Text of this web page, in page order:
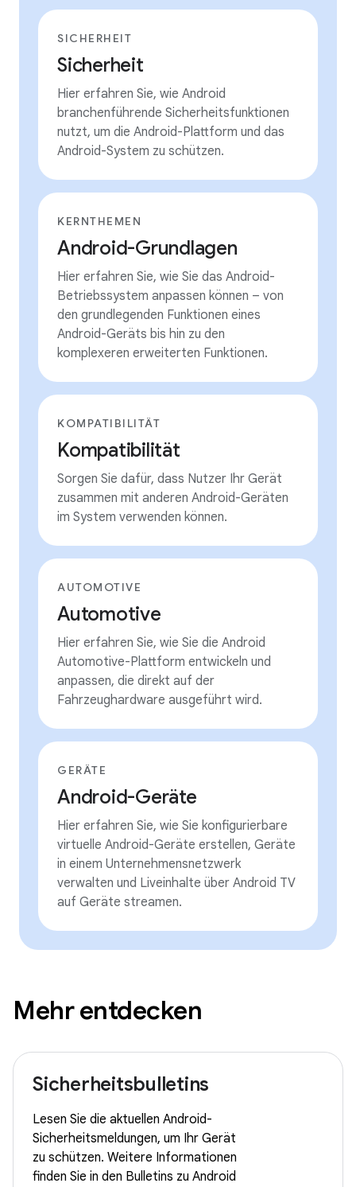
SICHERHEIT
Sicherheit
Hier erfahren Sie, wie Android
branchenführende Sicherheitsfunktionen
nutzt, um die Android-Plattform und das
Android-System zu schützen.
KERNTHEMEN
Android-Grundlagen
Hier erfahren Sie, wie Sie das Android-
Betriebssystem anpassen können – von
den grundlegenden Funktionen eines
Android-Geräts bis hin zu den
komplexeren erweiterten Funktionen.
KOMPATIBILITÄT
Kompatibilität
Sorgen Sie dafür, dass Nutzer Ihr Gerät
zusammen mit anderen Android-Geräten
im System verwenden können.
AUTOMOTIVE
Automotive
Hier erfahren Sie, wie Sie die Android
Automotive-Plattform entwickeln und
anpassen, die direkt auf der
Fahrzeughardware ausgeführt wird.
GERÄTE
Android-Geräte
Hier erfahren Sie, wie Sie konfigurierbare
virtuelle Android-Geräte erstellen, Geräte
in einem Unternehmensnetzwerk
verwalten und Liveinhalte über Android TV
auf Geräte streamen.
Mehr entdecken
Sicherheitsbulletins
Lesen Sie die aktuellen Android-
Sicherheitsmeldungen, um Ihr Gerät
zu schützen. Weitere Informationen
finden Sie in den Bulletins zu Android